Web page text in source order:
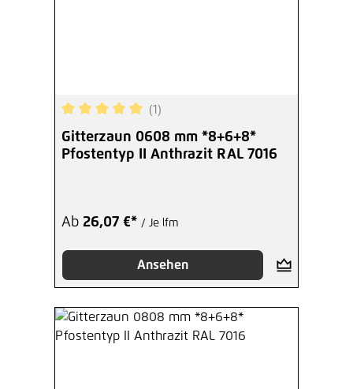
Durchschnittliche Bewertung von 5 von 5
(1)
Gitterzaun 0608 mm *8+6+8*
Pfostentyp II Anthrazit RAL 7016
Ab 26,07 €* / Je lfm
Ansehen